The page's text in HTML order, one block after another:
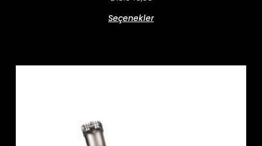
Seçenekler